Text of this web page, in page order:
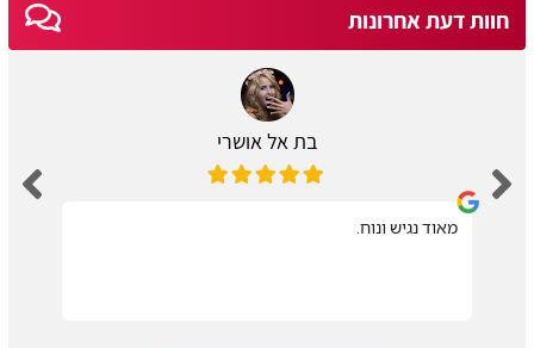
חוות דעת אחרונות
בת אל אושרי
מאוד נגיש ונוח.